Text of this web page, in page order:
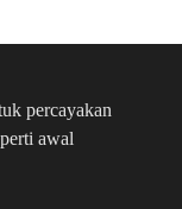
percayakan
awal